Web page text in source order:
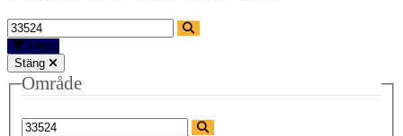
Filter
Stäng
Område